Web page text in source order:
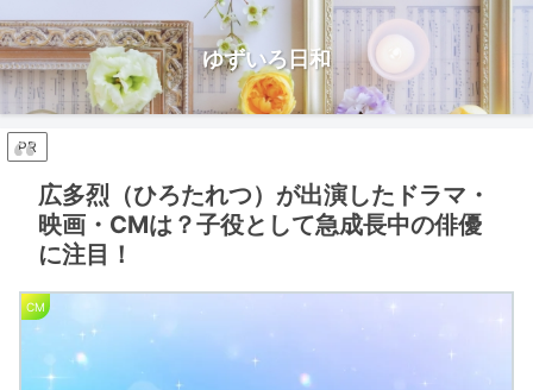
ゆずいろ日和
PR
広多烈（ひろたれつ）が出演したドラマ・
映画・CMは？子役として急成長中の俳優
に注目！
CM